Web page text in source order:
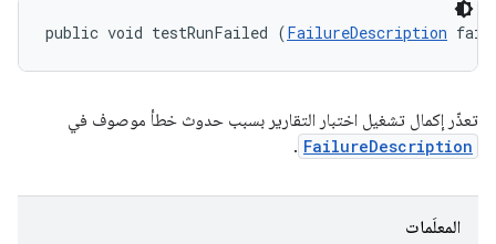
public void testRunFailed (FailureDescription
تعذّر إكمال تشغيل اختبار التقارير بسبب حدوث خطأ موصوف في
FailureDescription
.
المعلَمات